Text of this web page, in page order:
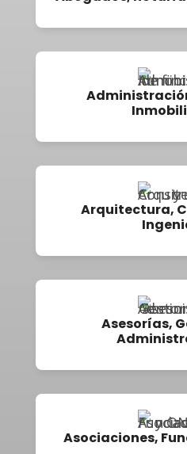
Arquitectura,
Asesorías,
Asociaciones,